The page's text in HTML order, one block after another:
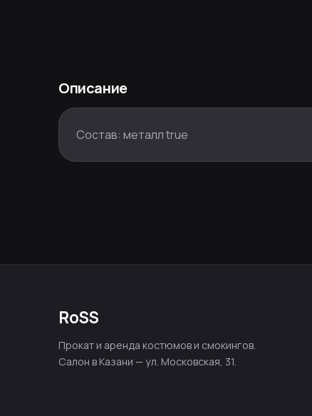
Описание
Состав: металл true
RoSS
Прокат и аренда костюмов и смокингов.
Салон в Казани — ул. Московская, 31.